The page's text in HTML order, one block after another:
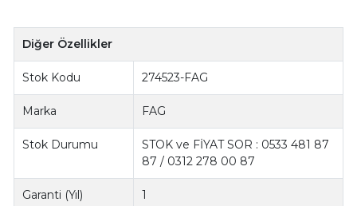
Diğer Özellikler
Stok Kodu 274523-FAG
Marka FAG
Stok Durumu
STOK ve FİYAT SOR : 0533 481 87
87 / 0312 278 00 87
Garanti (Yıl) 1